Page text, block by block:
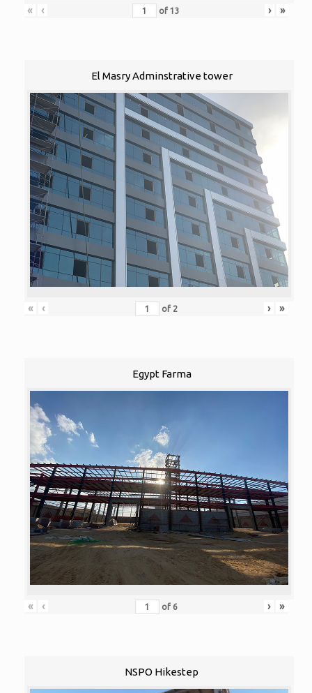
« ‹ of 13 › »
El Masry Adminstrative tower
« ‹ of 2 › »
Egypt Farma
« ‹ of 6 › »
NSPO Hikestep